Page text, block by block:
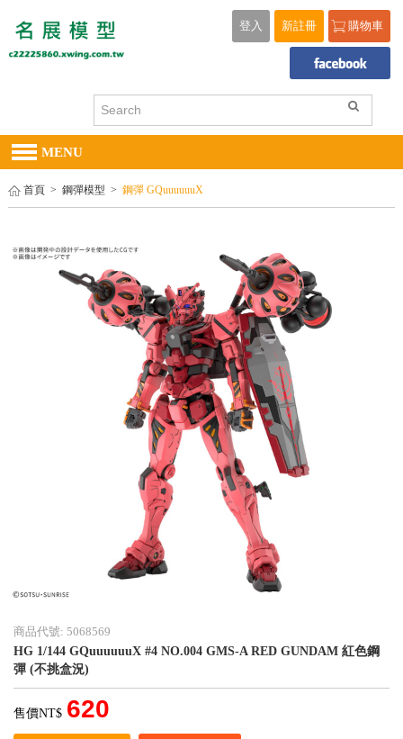
購物車
新註冊
登入
MENU
首頁 > 鋼彈模型 > 鋼彈 GQuuuuuuX
商品代號: 5068569
HG 1/144 GQuuuuuuX #4 NO.004 GMS-A RED GUNDAM 紅色鋼
彈 (不挑盒況)
售價NT$ 620